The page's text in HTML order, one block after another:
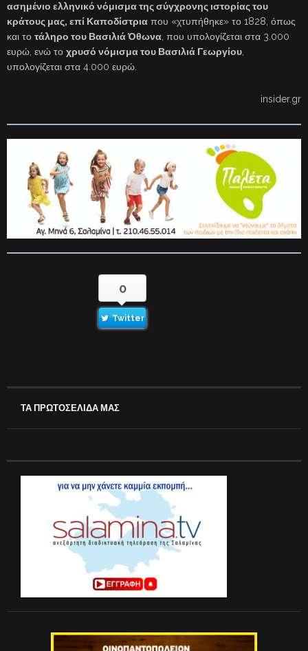
ασημένιο ελληνικό νόμισμα της σύγχρονης ιστορίας του
κράτους μας, επί Καποδίστρια που «χτυπήθηκε» το 1828, όπως
και το τάληρο του Βασιλιά Όθωνα, που υπολογίζεται στα 3.000
ευρώ, ενώ το χρυσό νόμισμα του Βασιλιά Γεωργίου,
υπολογίζεται στα 4.000 ευρώ.
insider.gr
0
Twitter
ΤΑ ΠΡΩΤΟΣΕΛΙΔΑ ΜΑΣ